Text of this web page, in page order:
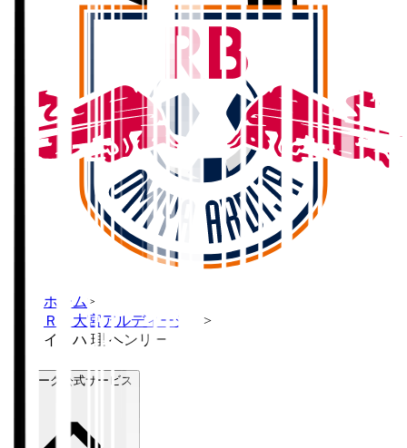
ホーム >
ＲＢ大宮アルディージャ >
イヨハ 理 ヘンリー
Ｊリーグ公式サービス